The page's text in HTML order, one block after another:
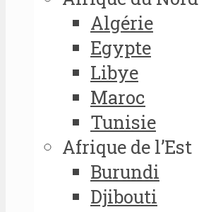
Algérie
Egypte
Libye
Maroc
Tunisie
Afrique de l’Est
Burundi
Djibouti